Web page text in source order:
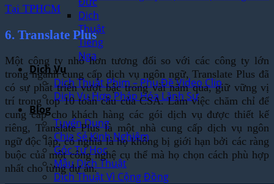
Dịch
Thuật
Tiếng
Nga
Dịch Vụ
Dịch Thuật Phim – Phụ Đề Video Clip
Dịch Vụ Hợp Pháp Hóa Lãnh Sự
Blog
Tuyển Dụng
Chia Sẻ Kinh Nghiệm
Góc Tự Học
Mẫu Dịch Thuật
Dịch Thuật Vì Cộng Đồng
Tại TPHCM
6. Translate Plus
Một công ty nhỏ hơn tương đối so với các công ty lớn
trong ngành cung cấp dịch vụ ngôn ngữ, Translate Plus đã
có sự phát triển vượt bậc trong vài năm qua, giữ vững vị
trí trong top 10 toàn cầu của CSA. Làm việc chăm chỉ để
cung cấp cho khách hàng các gói dịch vụ được thiết kế
riêng, Translate Plus là một nhà cung cấp dịch vụ ngôn
ngữ độc lập, có nghĩa là họ không bị giới hạn bởi các ràng
buộc của một công nghệ cụ thể mà họ chọn cách phù hợp
nhất cho từng dự án.